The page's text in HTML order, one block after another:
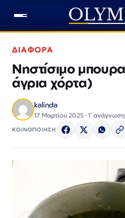
ΔΙΑΦΟΡΑ
Νηστίσιμο
άγρια χόρτα)
kalinda
17 Μαρτίου 2025 · 1΄ ανάγνωση
ΚΟΙΝΟΠΟΙΗΣΗ